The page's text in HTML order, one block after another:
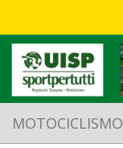
MOTOCICLISMO